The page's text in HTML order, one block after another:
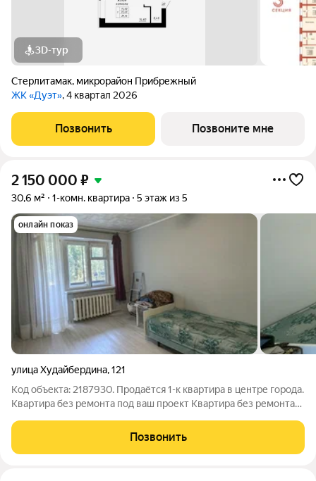
3D-тур
Стерлитамак, микрорайон Прибрежный
ЖК «Дуэт», 4 квартал 2026
Позвонить Позвоните мне
2 150 000 ₽
30,6 м² 1-комн. квартира 5 этаж из 5
онлайн показ
улица Худайбердина,121
Код объекта: 2187930. Продаётся 1-к квартира в центре города.
Квартира без ремонта под ваш проект Квартира без ремонта-
под себя, без переплаты за чужую отделку. Вы покупаете
квадратные
Позвонить